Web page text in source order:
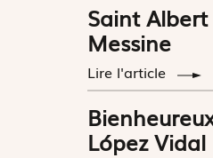
Saint
Messine
Lire l'article
López Vidal